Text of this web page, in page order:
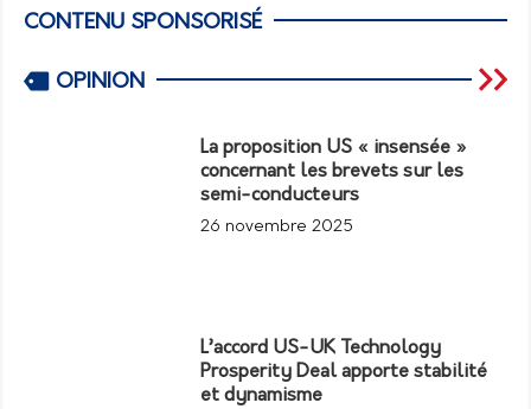
CONTENU SPONSORISÉ
OPINION
La proposition US « insensée »
concernant les brevets sur les
semi-conducteurs
26 novembre 2025
L’accord US-UK Technology
Prosperity Deal apporte stabilité
et dynamisme